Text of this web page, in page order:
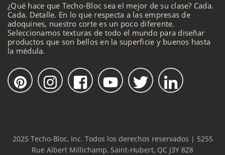
¿Qué hace que Techo-Bloc sea el mejor de su clase? Cada.
Cada. Detalle. En lo que respecta a las empresas de
adoquines, nuestro corte es un poco diferente.
Seleccionamos texturas de todo el mundo para diseñar
productos que son bellos en la superficie y buenos hasta
la médula.
2025 Techo-Bloc, Inc. Todos los derechos reservados | 5255
Rue Albert Millichamp, Saint-Hubert, QC J3Y 8Z8